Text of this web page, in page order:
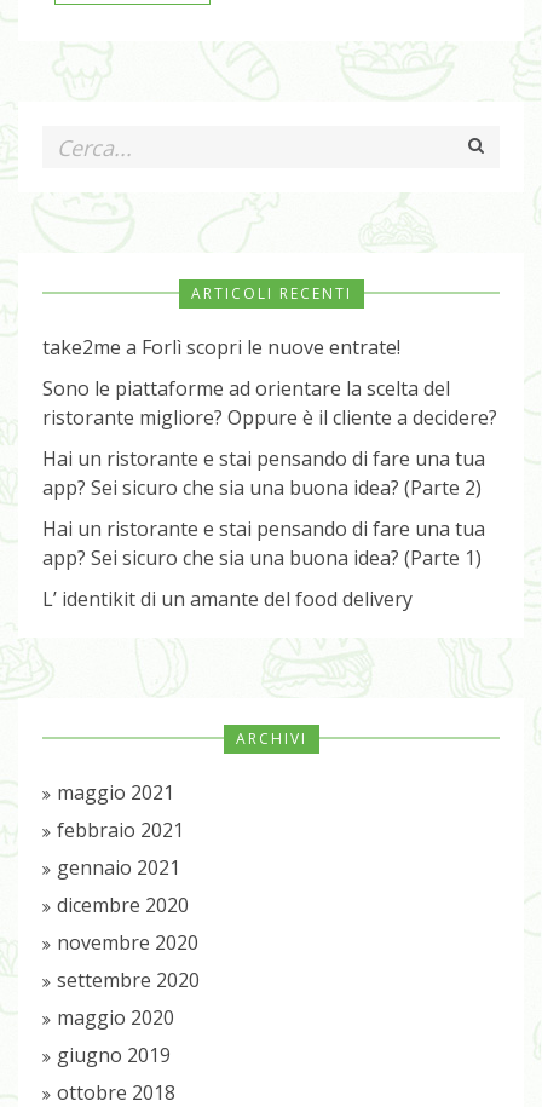
ARTICOLI RECENTI
take2me a Forlì scopri le nuove entrate!
Sono le piattaforme ad orientare la scelta del
ristorante migliore? Oppure è il cliente a decidere?
Hai un ristorante e stai pensando di fare una tua
app? Sei sicuro che sia una buona idea? (Parte 2)
Hai un ristorante e stai pensando di fare una tua
app? Sei sicuro che sia una buona idea? (Parte 1)
L’ identikit di un amante del food delivery
ARCHIVI
maggio 2021
febbraio 2021
gennaio 2021
dicembre 2020
novembre 2020
settembre 2020
maggio 2020
giugno 2019
ottobre 2018